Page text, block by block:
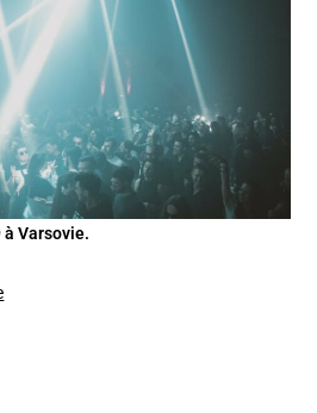
à Varsovie.